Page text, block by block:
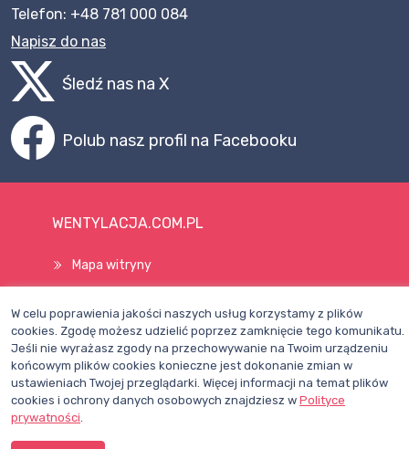
Telefon: +48 781 000 084
Napisz do nas
Śledź nas na X
Polub nasz profil na Facebooku
WENTYLACJA.COM.PL
Mapa witryny
Polityka Prywatności
Pomoc
W celu poprawienia jakości naszych usług korzystamy z plików
cookies. Zgodę możesz udzielić poprzez zamknięcie tego komunikatu.
Jeśli nie wyrażasz zgody na przechowywanie na Twoim urządzeniu
końcowym plików cookies konieczne jest dokonanie zmian w
ustawieniach Twojej przeglądarki. Więcej informacji na temat plików
cookies i ochrony danych osobowych znajdziesz w Polityce
prywatności.